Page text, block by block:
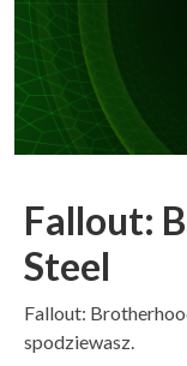
Fallout:
Steel
Fallout:
spodziewasz.